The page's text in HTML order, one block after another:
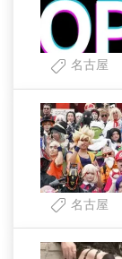
名古屋
名古屋